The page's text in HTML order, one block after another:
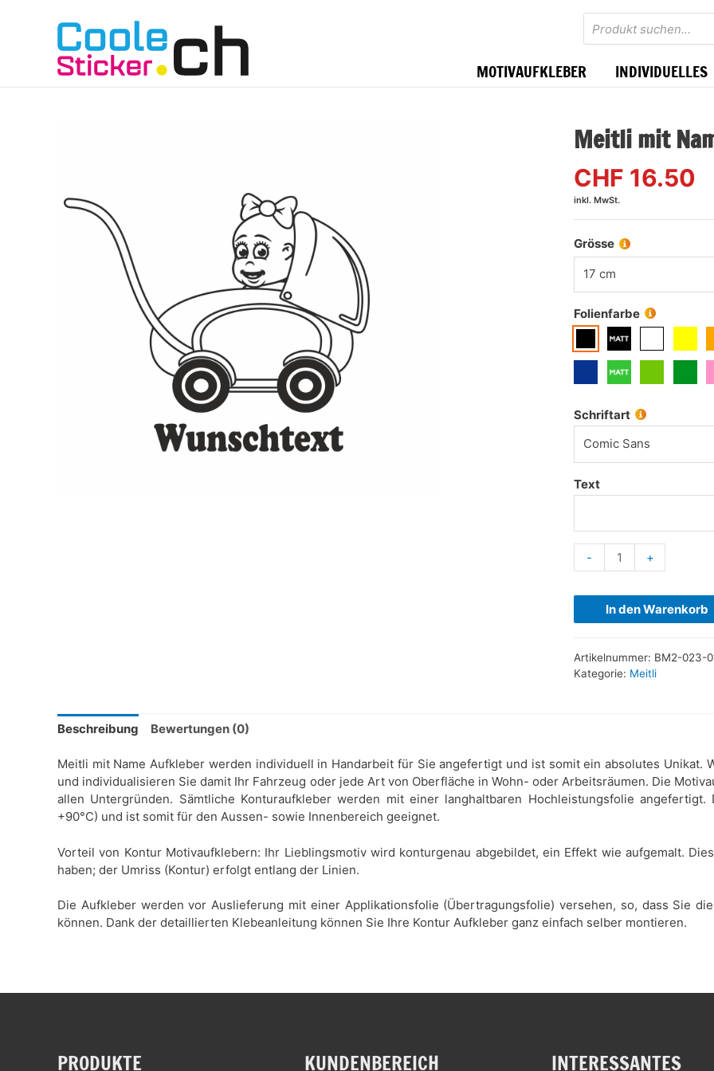
Products
search
MOTIVAUFKLEBER INDIVIDUELLES
Meitli mit
CHF 16.50
inkl. MwSt.
Grösse
17 cm
Folienfarbe
Schriftart
Comic Sans
Text
- +
In den Warenkorb
Artikelnummer: BM2-023-
Kategorie: Meitli
Beschreibung Bewertungen (0)
Meitli mit Name Aufkleber werden individuell in Handarbeit für Sie angefertigt und ist somit ein absolutes Unikat.
und individualisieren Sie damit Ihr Fahrzeug oder jede Art von Oberfläche in Wohn- oder Arbeitsräumen. Die
allen Untergründen. Sämtliche Konturaufkleber werden mit einer langhaltbaren Hochleistungsfolie
+90°C) und ist somit für den Aussen- sowie Innenbereich geeignet.
Vorteil von Kontur Motivaufklebern: Ihr Lieblingsmotiv wird konturgenau abgebildet, ein Effekt wie aufgemalt.
haben; der Umriss (Kontur) erfolgt entlang der Linien.
Die Aufkleber werden vor Auslieferung mit einer Applikationsfolie (Übertragungsfolie) versehen, so, dass Sie
können. Dank der detaillierten Klebeanleitung können Sie Ihre Kontur Aufkleber ganz einfach selber montieren.
PRODUKTE KUNDENBEREICH INTERESSANTES